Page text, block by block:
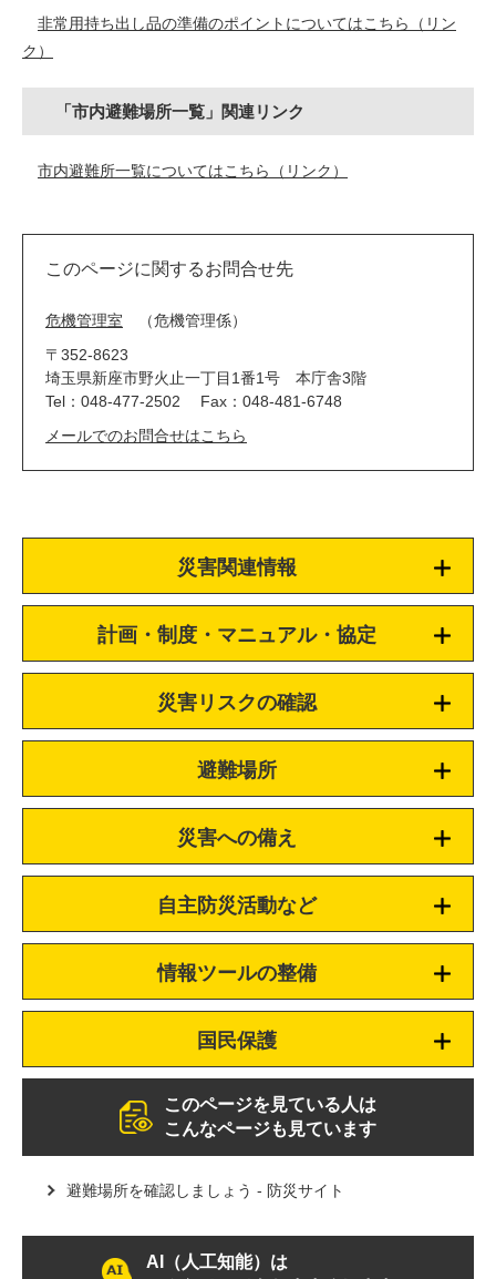
非常用持ち出し品の準備のポイントについてはこちら（リン
ク）
「市内避難場所一覧」関連リンク
市内避難所一覧についてはこちら（リンク）
このページに関するお問合せ先
危機管理室
危機管理係
〒352-8623
埼玉県新座市野火止一丁目1番1号 本庁舎3階
Tel：048-477-2502
Fax：048-481-6748
メールでのお問合せはこちら
災害関連情報
計画・制度・マニュアル・協定
災害リスクの確認
避難場所
災害への備え
自主防災活動など
情報ツールの整備
国民保護
このページを見ている人は
こんなページも見ています
避難場所を確認しましょう - 防災サイト
AI（人工知能）は